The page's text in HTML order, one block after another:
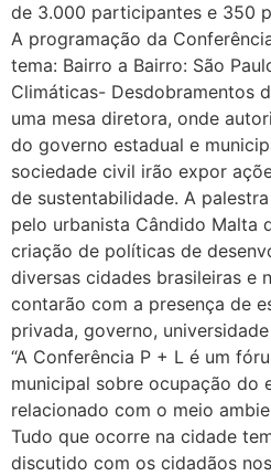
de 3.000 participantes e 350
A programação da
tema: Bairro a Bairro: São
Climáticas- Desdobramentos
uma mesa diretora, onde
do governo estadual e
sociedade civil irão expor
de sustentabilidade. A
pelo urbanista Cândido Malta
criação de políticas de
diversas cidades brasileiras e
contarão com a presença de
privada, governo,
“A Conferência P + L é um
municipal sobre ocupação do
relacionado com o meio
Tudo que ocorre na cidade
discutido com os cidadãos